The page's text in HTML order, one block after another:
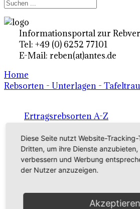
Informationsportal zur
Tel: +49 (0) 6252 77101
E-Mail: reben(at)antes.de
Home
Rebsorten - Unterlagen -
Ertragsrebsorten A-Z
in Deutschland
Rebsorten international
Diese Seite nutzt Website-
Dritten, um ihre Dienste
verbessern und Werbung
der Nutzer anzuzeigen.
Akzeptieren